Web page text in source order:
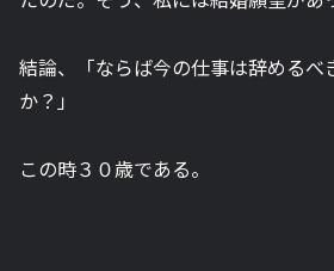
結論、「ならば今の仕事は辞めるべ
か？」
この時３０歳である。